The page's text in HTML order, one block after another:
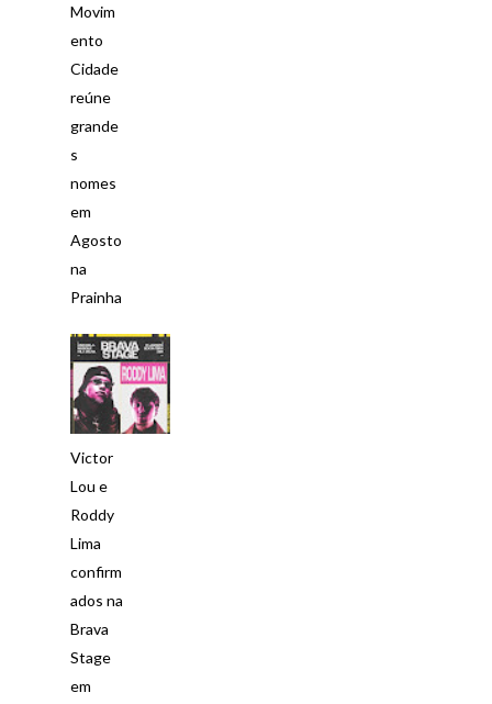
Movim
ento
Cidade
reúne
grande
s
nomes
em
Agosto
na
Prainha
Victor
Lou e
Roddy
Lima
confirm
ados na
Brava
Stage
em